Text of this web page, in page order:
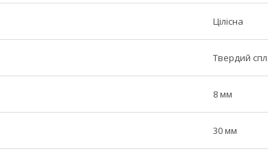
Цілісна
Твердий
8 мм
30 мм